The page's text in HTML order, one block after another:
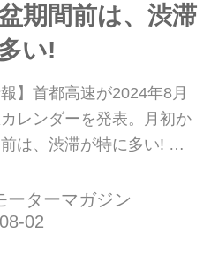
期間前は、渋滞
い!
報】首都高速が2024年8月
レンダーを発表。月初か
は、渋滞が特に多い! 首
した。以外に思われるか
、お盆期間は渋滞が少な
ーターマガジン